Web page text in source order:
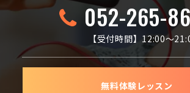
052-265-
【受付時間】12:00〜
無料体験レッスン